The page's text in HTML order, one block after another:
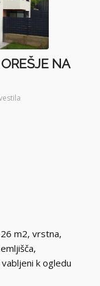
NA
m2, vrstna,
k ogledu